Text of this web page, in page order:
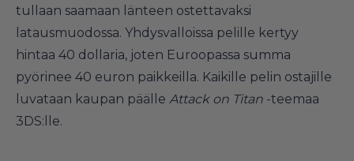
tullaan saamaan länteen ostettavaksi
latausmuodossa. Yhdysvalloissa pelille kertyy
hintaa 40 dollaria, joten Euroopassa summa
pyörinee 40 euron paikkeilla. Kaikille pelin ostajille
luvataan kaupan päälle Attack on Titan -teemaa
3DS:lle.